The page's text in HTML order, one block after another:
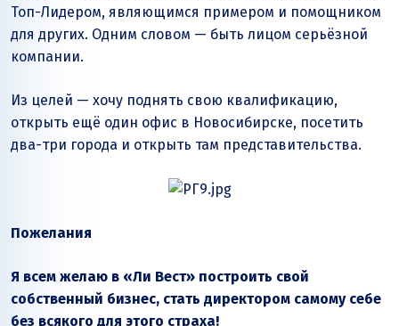
Топ-Лидером, являющимся примером и помощником
для других. Одним словом — быть лицом серьёзной
компании.
Из целей — хочу поднять свою квалификацию,
открыть ещё один офис в Новосибирске, посетить
два-три города и открыть там представительства.
Пожелания
Я всем желаю в «Ли Вест» построить свой
собственный бизнес, стать директором самому себе
без всякого для этого страха!